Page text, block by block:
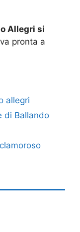
Allegri si
pronta a
allegri
di Ballando